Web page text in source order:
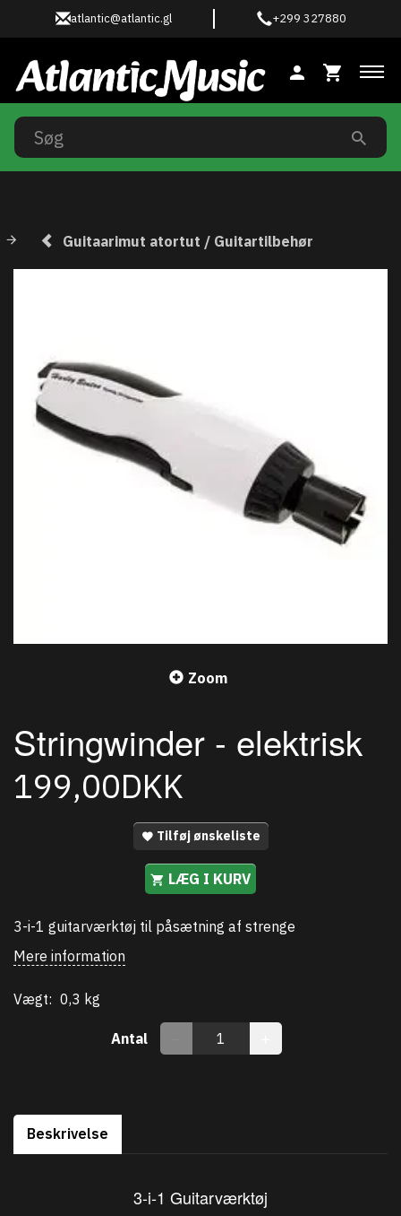
atlantic@atlantic.gl +299 327880
Guitaarimut atortut / Guitartilbehør
Zoom
Stringwinder - elektrisk
199,00DKK
Tilføj ønskeliste
LÆG I KURV
3-i-1 guitarværktøj til påsætning af strenge
Mere information
Vægt: 0,3 kg
Antal
Beskrivelse
3-i-1 Guitarværktøj